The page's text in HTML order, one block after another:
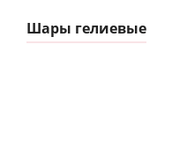
Шары гелиевые